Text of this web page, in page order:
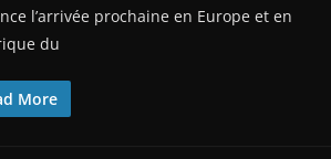
l’arrivée prochaine en Europe et en
du
More